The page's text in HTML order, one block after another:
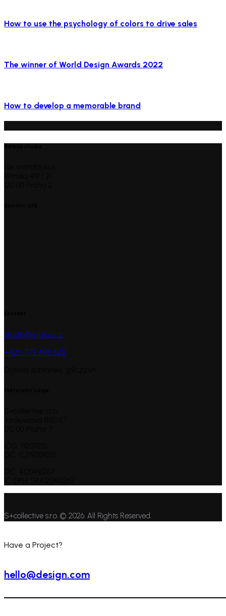
How to use the psychology of colors to drive sales
The winner of World Design Awards 2022
How to develop a memorable brand
studio@s-plus.cz
+420 773 498 622
S+collective s.r.o. © 2026. All Rights Reserved.
Have a Project?
hello@design.com